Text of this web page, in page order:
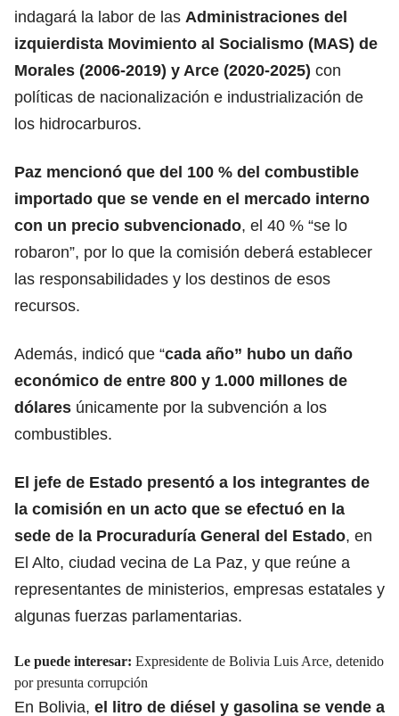
indagará la labor de las Administraciones del
izquierdista Movimiento al Socialismo (MAS) de
Morales (2006-2019) y Arce (2020-2025) con
políticas de nacionalización e industrialización de
los hidrocarburos.
Paz mencionó que del 100 % del combustible
importado que se vende en el mercado interno
con un precio subvencionado, el 40 % “se lo
robaron”, por lo que la comisión deberá establecer
las responsabilidades y los destinos de esos
recursos.
Además, indicó que “cada año” hubo un daño
económico de entre 800 y 1.000 millones de
dólares únicamente por la subvención a los
combustibles.
El jefe de Estado presentó a los integrantes de
la comisión en un acto que se efectuó en la
sede de la Procuraduría General del Estado, en
El Alto, ciudad vecina de La Paz, y que reúne a
representantes de ministerios, empresas estatales y
algunas fuerzas parlamentarias.
Le puede interesar: Expresidente de Bolivia Luis Arce, detenido
por presunta corrupción
En Bolivia, el litro de diésel y gasolina se vende a